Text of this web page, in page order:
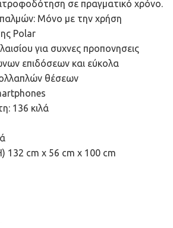
σε πραγματικό χρόνο.
Μόνο με την χρήση
Polar
για συχνες προπονησεις
επιδόσεων και εύκολα
θέσεων
136 κιλά
132 cm x 56 cm x 100 cm